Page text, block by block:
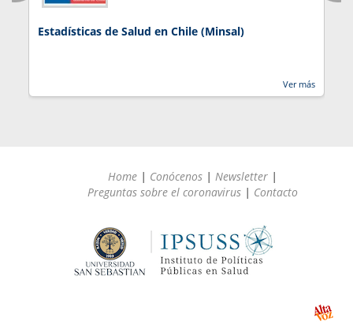
Estadísticas de Salud en Chile (Minsal)
Ver más
Home | Conócenos | Newsletter |
Preguntas sobre el coronavirus | Contacto